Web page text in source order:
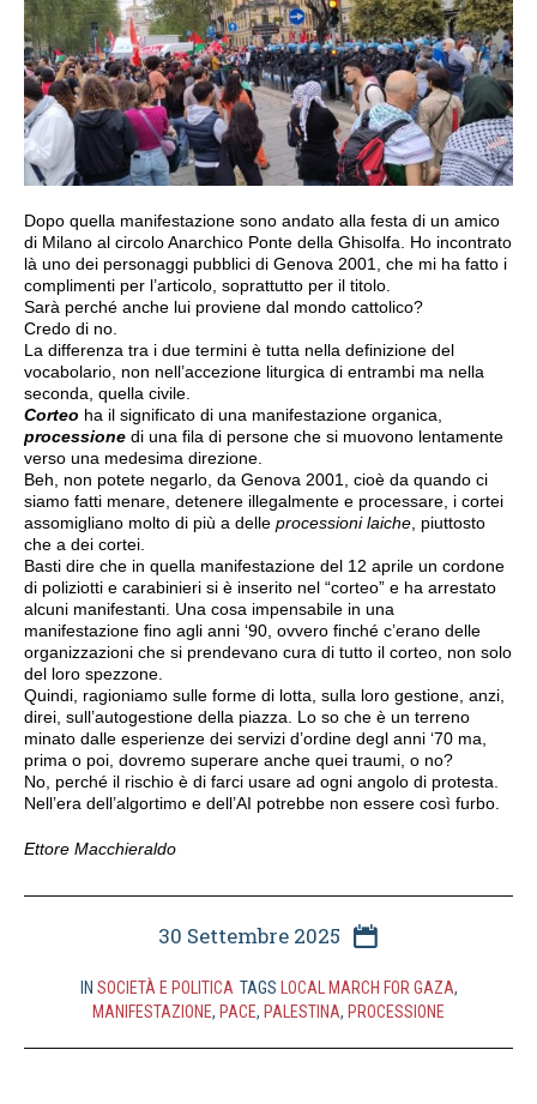
Dopo quella manifestazione sono andato alla festa di un amico
di Milano al circolo Anarchico Ponte della Ghisolfa. Ho incontrato
là uno dei personaggi pubblici di Genova 2001, che mi ha fatto i
complimenti per l’articolo, soprattutto per il titolo.
Sarà perché anche lui proviene dal mondo cattolico?
Credo di no.
La differenza tra i due termini è tutta nella definizione del
vocabolario, non nell’accezione liturgica di entrambi ma nella
seconda, quella civile.
Corteo ha il significato di una manifestazione organica,
processione di una fila di persone che si muovono lentamente
verso una medesima direzione.
Beh, non potete negarlo, da Genova 2001, cioè da quando ci
siamo fatti menare, detenere illegalmente e processare, i cortei
assomigliano molto di più a delle processioni laiche , piuttosto
che a dei cortei.
Basti dire che in quella manifestazione del 12 aprile un cordone
di poliziotti e carabinieri si è inserito nel “corteo” e ha arrestato
alcuni manifestanti. Una cosa impensabile in una
manifestazione fino agli anni ‘90, ovvero finché c’erano delle
organizzazioni che si prendevano cura di tutto il corteo, non solo
del loro spezzone.
Quindi, ragioniamo sulle forme di lotta, sulla loro gestione, anzi,
direi, sull’autogestione della piazza. Lo so che è un terreno
minato dalle esperienze dei servizi d’ordine degl anni ‘70 ma,
prima o poi, dovremo superare anche quei traumi, o no?
No, perché il rischio è di farci usare ad ogni angolo di protesta.
Nell’era dell’algortimo e dell’AI potrebbe non essere così furbo.
Ettore Macchieraldo
30 Settembre 2025
IN SOCIETÀ E POLITICA TAGS LOCAL MARCH FOR GAZA,
MANIFESTAZIONE, PACE, PALESTINA, PROCESSIONE